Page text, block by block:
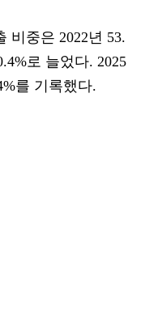
비중은 2022년 53.
로 늘었다. 2025
를 기록했다.